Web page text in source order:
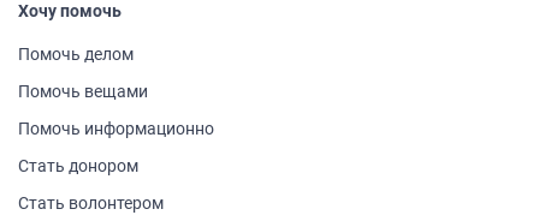
Хочу помочь
Помочь делом
Помочь вещами
Помочь информа­ционно
Стать донором
Стать волонтером